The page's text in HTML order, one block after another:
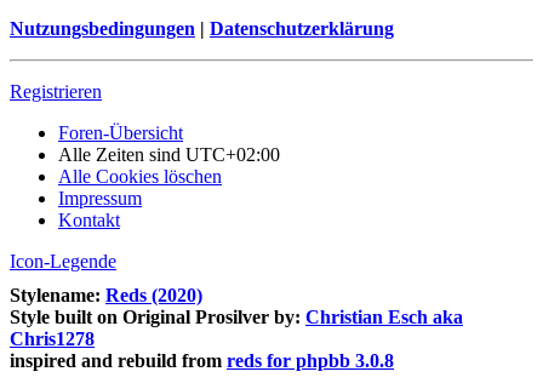
Nutzungsbedingungen | Datenschutzerklärung
Registrieren
Foren-Übersicht
Alle Zeiten sind UTC+02:00
Alle Cookies löschen
Impressum
Kontakt
Icon-Legende
Stylename: Reds (2020)
Style built on Original Prosilver by: Christian Esch aka
Chris1278
inspired and rebuild from reds for phpbb 3.0.8